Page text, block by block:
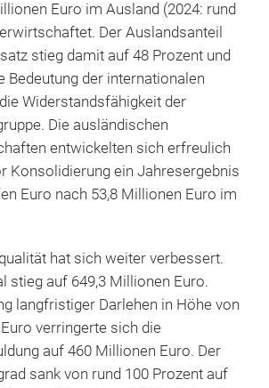
Euro im Ausland (2024: rund
Der Auslandsanteil
stieg damit auf 48 Prozent und
Bedeutung der internationalen
Widerstandsfähigkeit der
Die ausländischen
entwickelten sich erfreulich
Konsolidierung ein Jahresergebnis
Euro nach 53,8 Millionen Euro im
hat sich weiter verbessert.
stieg auf 649,3 Millionen Euro.
langfristiger Darlehen in Höhe von
verringerte sich die
auf 460 Millionen Euro. Der
sank von rund 100 Prozent auf